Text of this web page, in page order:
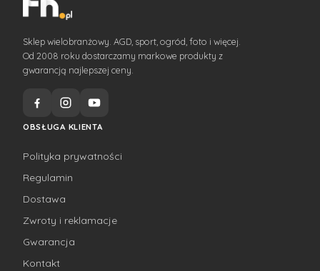
Sklep wielobranżowy. AGD, sport, ogród, foto i więcej.
Od 2008 roku dostarczamy markowe produkty z
gwarancją najlepszej ceny.
OBSŁUGA KLIENTA
Polityka prywatności
Regulamin
Dostawa
Zwroty i reklamacje
Gwarancja
Kontakt